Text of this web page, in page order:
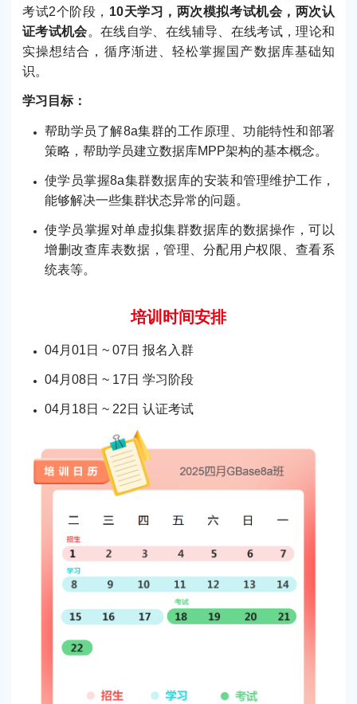
考试2个阶段， 10天学习，两次模拟考试机会，两次认
证考试机会。在线自学、在线辅导、在线考试，理论和
实操想结合，循序渐进、轻松掌握国产数据库基础知
识。
学习目标：
帮助学员了解8a集群的工作原理、功能特性和部署
策略，帮助学员建立数据库MPP架构的基本概念。
使学员掌握8a集群数据库的安装和管理维护工作，
能够解决一些集群状态异常的问题。
使学员掌握对单虚拟集群数据库的数据操作，可以
增删改查库表数据，管理、分配用户权限、查看系
统表等。
培训时间安排
04月01日 ~ 07日 报名入群
04月08日 ~ 17日 学习阶段
04月18日 ~ 22日 认证考试